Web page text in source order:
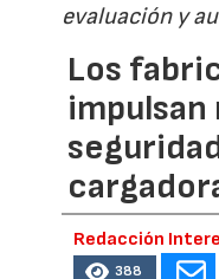
evaluación y
Los
impulsan
Redacción
388